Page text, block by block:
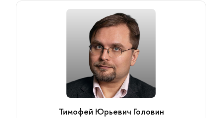
Тимофей Юрьевич Головин